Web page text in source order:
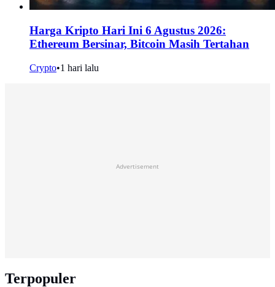
Harga Kripto Hari Ini 6 Agustus 2026:
Ethereum Bersinar, Bitcoin Masih Tertahan
Crypto•1 hari lalu
Advertisement
Terpopuler